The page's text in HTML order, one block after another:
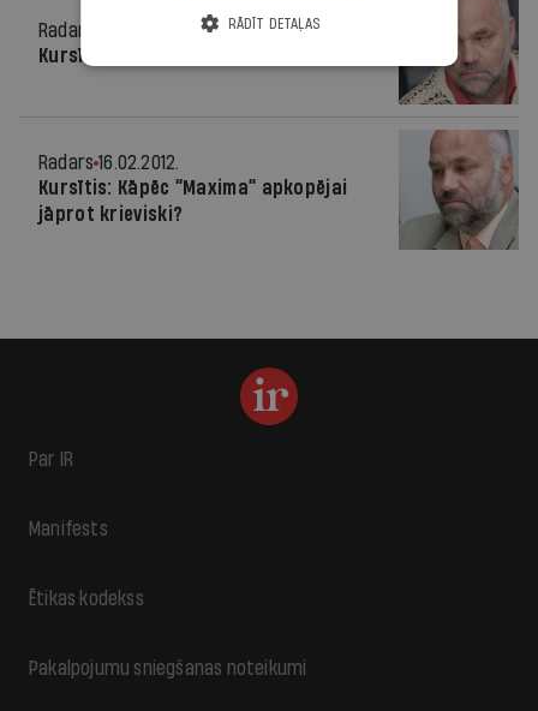
Radars
Kursītis: Latviešu dabā ir pielīst
Radars 16.02.2012.
Kursītis: Kāpēc “Maxima” apkopējai
jāprot krieviski?
Par IR
Manifests
Ētikas kodekss
Pakalpojumu sniegšanas noteikumi
RĀDĪT DETAĻAS